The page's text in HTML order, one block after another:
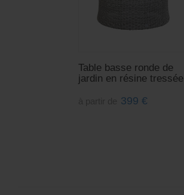
Table basse ronde de
jardin en résine tressée
399 €